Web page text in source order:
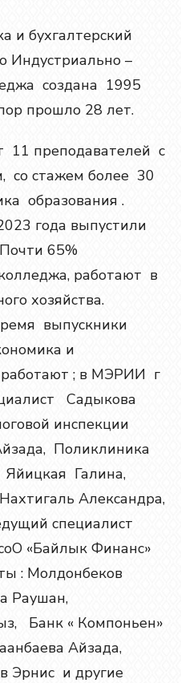
и бухгалтерский
Индустриально –
создана 1995
прошло 28 лет.
11 преподавателей с
со стажем более 30
образования .
года выпустили
65%
работают в
хозяйства.
выпускники
и
работают ; в МЭРИИ г
Садыкова
инспекции
Поликлиника
Галина,
Александра,
специалист
«Байлык Финанс»
: Молдонбеков
Раушан,
Банк « Компоньен»
Айзада,
Эрнис и другие